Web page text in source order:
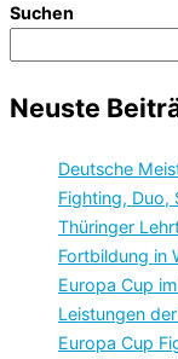
Suchen
Neuste
Deutsche
Fighting, Duo,
Thüringer
Fortbildung in
Europa Cup
Leistungen
Europa Cup